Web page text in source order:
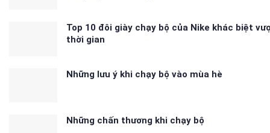
Top 10 đôi giày chạy bộ của Nike khác biệt
thời gian
Những lưu ý khi chạy bộ vào mùa hè
Những chấn thương khi chạy bộ